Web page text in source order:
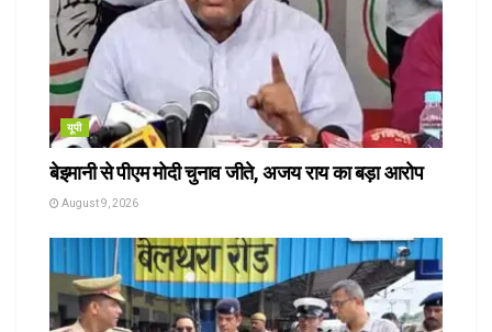
यूपी
बेइमानी से पीएम मोदी चुनाव जीते, अजय राय का बड़ा आरोप
August 9, 2026